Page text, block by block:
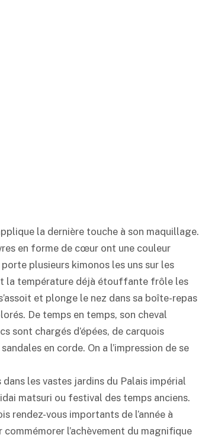
la dernière touche à son maquillage.
en forme de cœur ont une couleur
plusieurs kimonos les uns sur les
la température déjà étouffante frôle les
et plonge le nez dans sa boîte-repas
De temps en temps, son cheval
sont chargés d’épées, de carquois
en corde. On a l’impression de se
les vastes jardins du Palais impérial
matsuri ou festival des temps anciens.
rendez-vous importants de l’année à
l’achèvement du magnifique